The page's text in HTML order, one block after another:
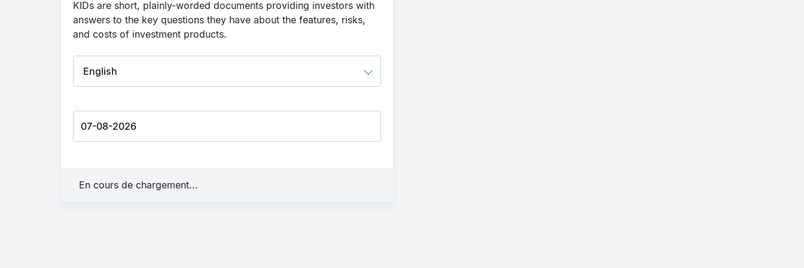
KIDs are short, plainly-worded documents providing investors with
answers to the key questions they have about the features, risks,
and costs of investment products.
En cours de chargement...